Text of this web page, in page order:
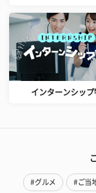
インターンシップ
#グルメ #ご当